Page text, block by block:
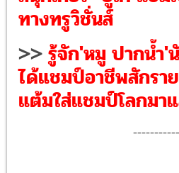
ทางทรูวิชั่นส์
>>รู้จัก'หมู ปากน้ำ'
ได้แชมป์อาชีพสักรา
แต้มใส่แชมป์โลกมา